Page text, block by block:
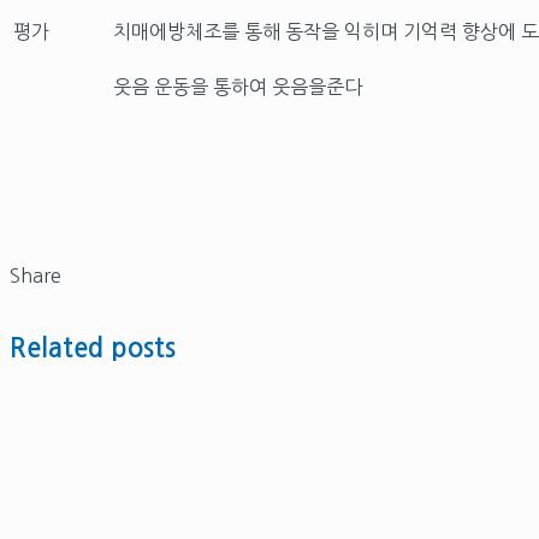
평가 치매에방체조를 통해 동작을 익히며 기억력 향상에
웃음 운동을 통하여 웃음을준다
Share
Related posts